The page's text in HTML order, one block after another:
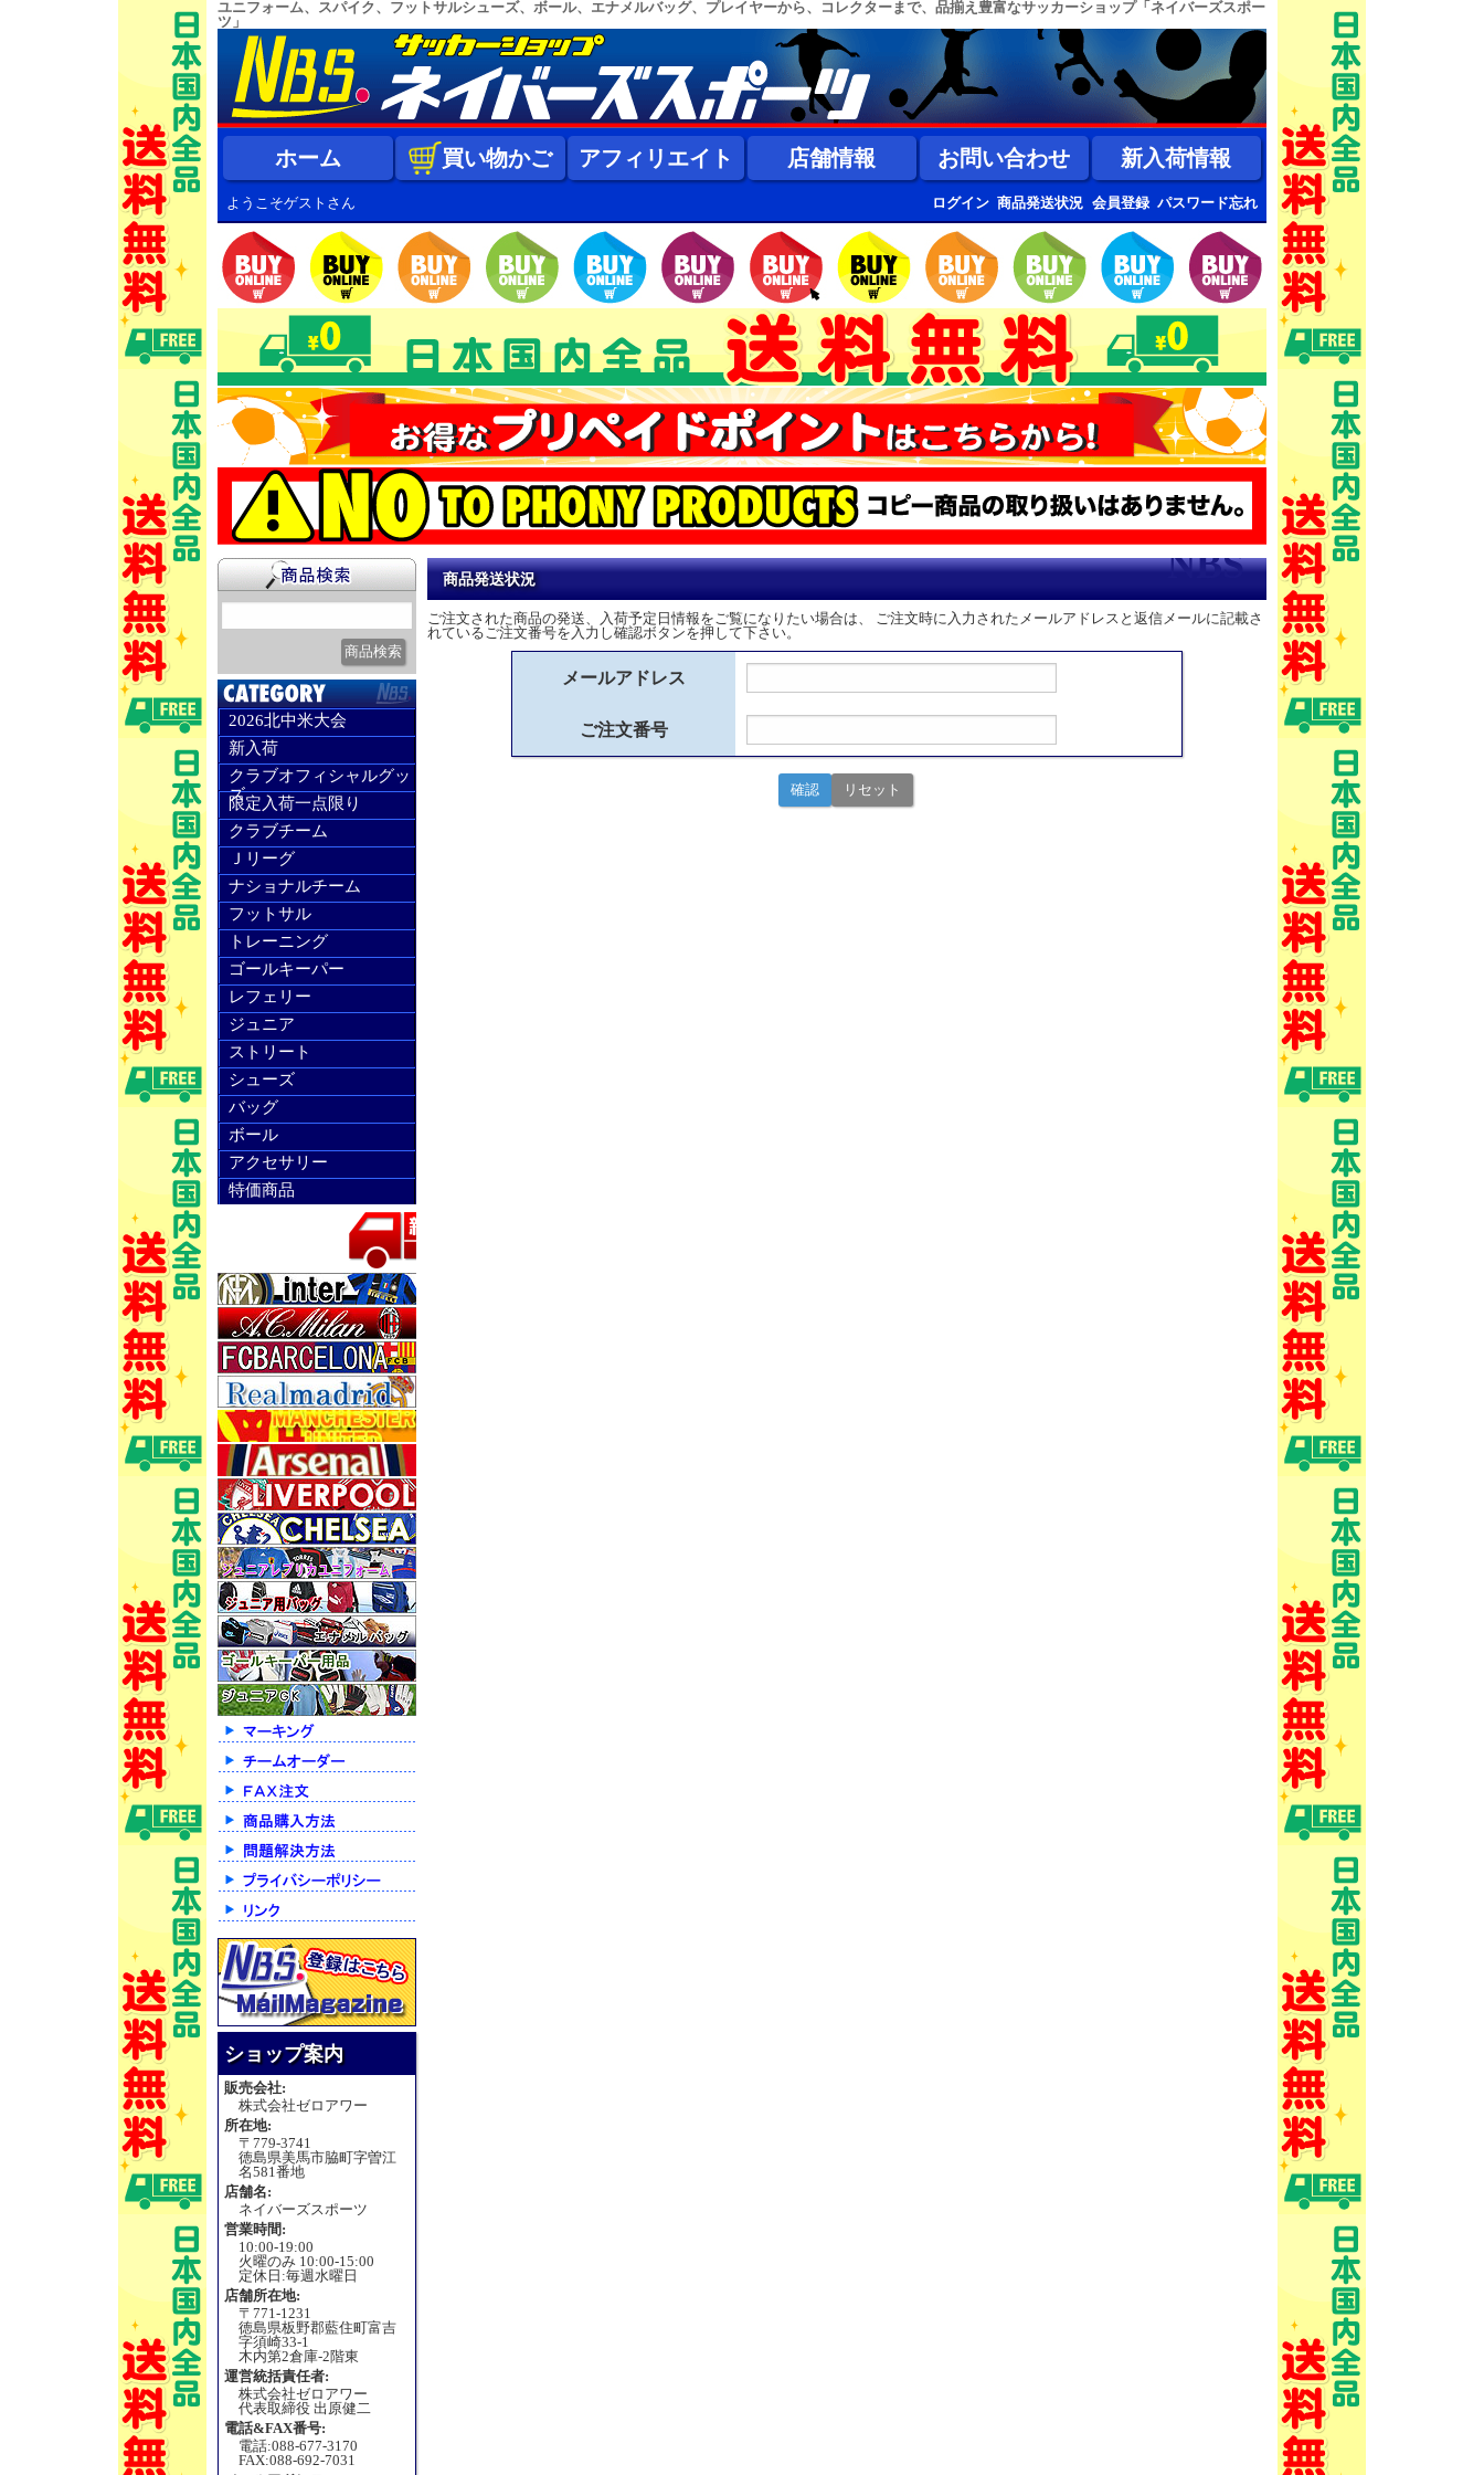
ユニフォーム、スパイク、フットサルシューズ、ボール、エナメルバッグ、プレイヤーから、コレクターまで、品揃え豊富なサッカーショップ「ネイバーズスポー
ツ」
ホーム 買い物かご アフィリエイト 店舗情報 お問い合わせ 新入荷情報
ようこそゲストさん ログイン 商品発送状況 会員登録 パスワード忘れ
2026北中米大会
新入荷
クラブオフィシャルグッ
ズ
限定入荷一点限り
クラブチーム
Ｊリーグ
ナショナルチーム
フットサル
トレーニング
ゴールキーパー
レフェリー
ジュニア
ストリート
シューズ
バッグ
ボール
アクセサリー
特価商品
ショップ案内
販売会社:
株式会社ゼロアワー
所在地:
〒779-3741
徳島県美馬市脇町字曽江
名581番地
店舗名:
ネイバーズスポーツ
営業時間:
10:00-19:00
火曜のみ 10:00-15:00
定休日:毎週水曜日
店舗所在地:
〒771-1231
徳島県板野郡藍住町富吉
字須崎33-1
木内第2倉庫-2階東
運営統括責任者:
株式会社ゼロアワー
代表取締役 出原健二
電話&FAX番号:
電話:088-677-3170
FAX:088-692-7031
商品発送状況
ご注文された商品の発送、入荷予定日情報をご覧になりたい場合は、 ご注文時に入力されたメールアドレスと返信メールに記載さ
れているご注文番号を入力し確認ボタンを押して下さい。
メールアドレス
ご注文番号